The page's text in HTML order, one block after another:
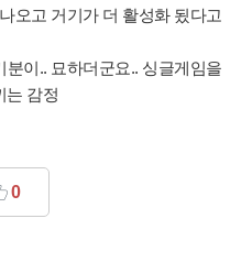
오고 거기가 더 활성화 됬다고
이.. 묘하더군요.. 싱글게임을
는 감정
0